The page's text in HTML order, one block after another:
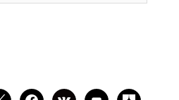
facebookvkontaktecomment
zen-